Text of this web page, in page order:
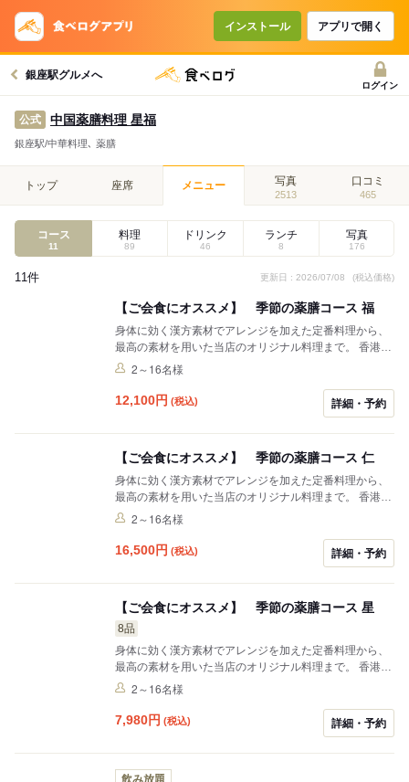
インストール アプリで開く
銀座駅グルメへ
ログイン
公式 中国薬膳料理 星福
銀座駅/中華料理､ 薬膳
トップ 座席 メニュー 写真
2513
口コミ
465
コース
11
料理
89
ドリンク
46
ランチ
8
写真
176
11件 更新日 : 2026/07/08 (税込価格)
【ご会食にオススメ】 季節の薬膳コース 福
身体に効く漢方素材でアレンジを加えた定番料理から、
最高の素材を用いた当店のオリジナル料理まで。 香港よ
り招いた熟練シェフが幅広い味をご提供します。 ※写真
2～16名様
12,100円 (税込) 詳細・予約
【ご会食にオススメ】 季節の薬膳コース 仁
身体に効く漢方素材でアレンジを加えた定番料理から、
最高の素材を用いた当店のオリジナル料理まで。 香港よ
り招いた熟練シェフが幅広い味をご提供します。 ※写真
2～16名様
16,500円 (税込) 詳細・予約
【ご会食にオススメ】 季節の薬膳コース 星
8品
身体に効く漢方素材でアレンジを加えた定番料理から、
最高の素材を用いた当店のオリジナル料理まで。 香港よ
り招いた熟練シェフが幅広い味をご提供します。 ※写真
2～16名様
7,980円 (税込) 詳細・予約
飲み放題
コースで使えるクーポン
戻る
クーポンを利用せず予約する